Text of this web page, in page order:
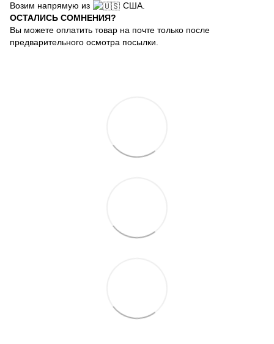
Возим напрямую из
США.
ОСТАЛИСЬ СОМНЕНИЯ?
Вы можете оплатить товар на почте только после
предварительного осмотра посылки.